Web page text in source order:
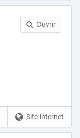
Ouvrir
Site internet